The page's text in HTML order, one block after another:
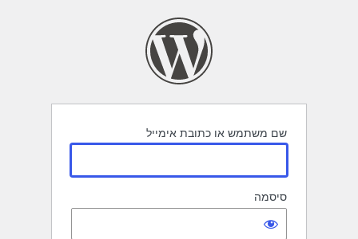
שם משתמש או כתובת אימייל
סיסמה